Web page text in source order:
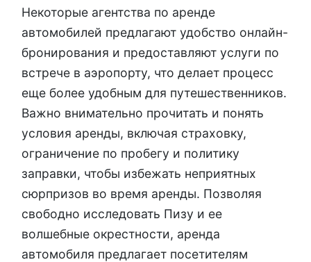
Некоторые агентства по аренде
автомобилей предлагают удобство онлайн-
бронирования и предоставляют услуги по
встрече в аэропорту, что делает процесс
еще более удобным для путешественников.
Важно внимательно прочитать и понять
условия аренды, включая страховку,
ограничение по пробегу и политику
заправки, чтобы избежать неприятных
сюрпризов во время аренды. Позволяя
свободно исследовать Пизу и ее
волшебные окрестности, аренда
автомобиля предлагает посетителям